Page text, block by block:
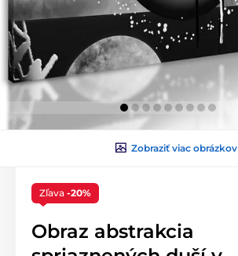
Zobraziť viac obrázkov
Zľava -20%
Obraz abstrakcia